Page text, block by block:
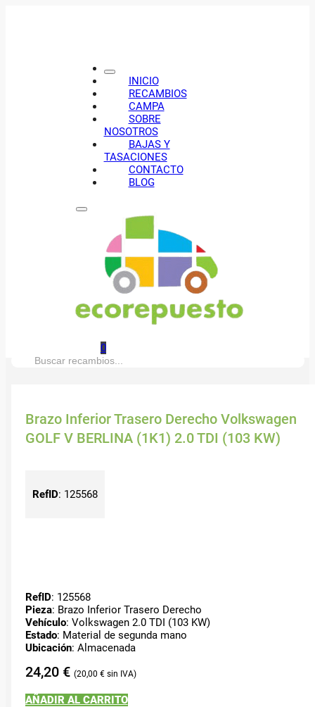
INICIO
RECAMBIOS
CAMPA
SOBRE
NOSOTROS
BAJAS Y
TASACIONES
CONTACTO
BLOG
0
Buscar:
Brazo Inferior Trasero Derecho Volkswagen
GOLF V BERLINA (1K1) 2.0 TDI (103 KW)
RefID: 125568
RefID: 125568
Pieza: Brazo Inferior Trasero Derecho
Vehículo: Volkswagen 2.0 TDI (103 KW)
Estado: Material de segunda mano
Ubicación: Almacenada
24,20 € 20,00 €
AÑADIR AL CARRITO